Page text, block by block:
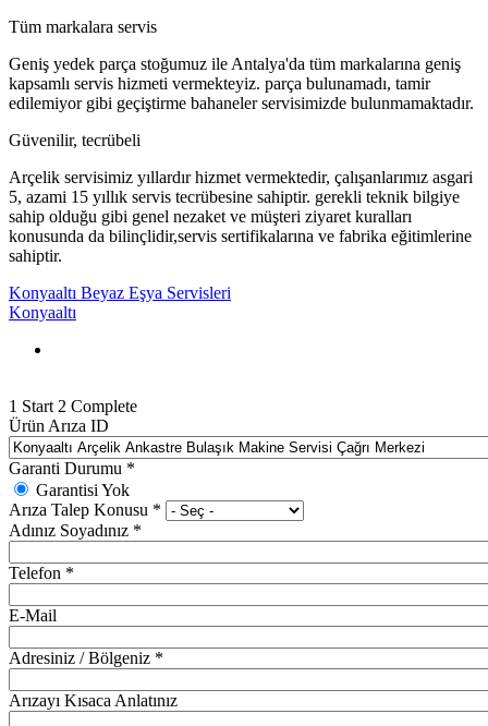
Tüm markalara servis
Geniş yedek parça stoğumuz ile Antalya'da tüm markalarına geniş
kapsamlı servis hizmeti vermekteyiz. parça bulunamadı, tamir
edilemiyor gibi geçiştirme bahaneler servisimizde bulunmamaktadır.
Güvenilir, tecrübeli
Arçelik servisimiz yıllardır hizmet vermektedir, çalışanlarımız asgari
5, azami 15 yıllık servis tecrübesine sahiptir. gerekli teknik bilgiye
sahip olduğu gibi genel nezaket ve müşteri ziyaret kuralları
konusunda da bilinçlidir,servis sertifikalarına ve fabrika eğitimlerine
sahiptir.
Konyaaltı Beyaz Eşya Servisleri
Konyaaltı
1 Start 2 Complete
Ürün Arıza ID
Garanti Durumu *
Garantisi Yok
Arıza Talep Konusu *
Adınız Soyadınız *
Telefon *
E-Mail
Adresiniz / Bölgeniz *
Arızayı Kısaca Anlatınız